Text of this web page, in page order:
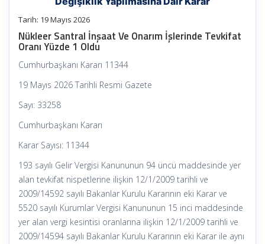
Tarih: 19 Mayıs 2026
Nükleer Santral İnşaat Ve Onarım İşlerinde Tevkifat
Oranı Yüzde 1 Oldu
Cumhurbaşkanı Kararı 11344
19 Mayıs 2026 Tarihli Resmi Gazete
Sayı: 33258
Cumhurbaşkanı Kararı
Karar Sayısı: 11344
193 sayılı Gelir Vergisi Kanununun 94 üncü maddesinde yer
alan tevkifat nispetlerine ilişkin 12/1/2009 tarihli ve
2009/14592 sayılı Bakanlar Kurulu Kararının eki Karar ve
5520 sayılı Kurumlar Vergisi Kanununun 15 inci maddesinde
yer alan vergi kesintisi oranlarına ilişkin 12/1/2009 tarihli ve
2009/14594 sayılı Bakanlar Kurulu Kararının eki Karar ile aynı